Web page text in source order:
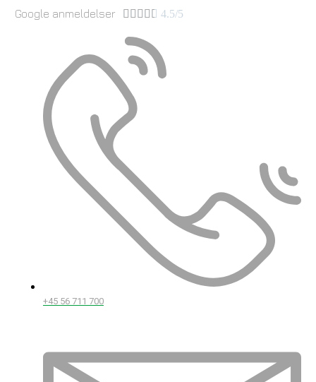
Google anmeldelser      4.5/5
+45 56 711 700